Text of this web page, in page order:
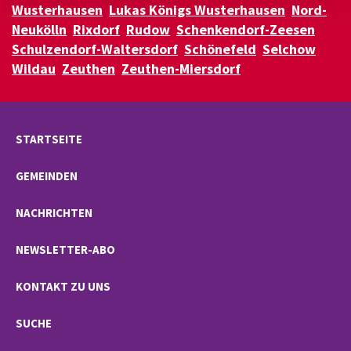
Wusterhausen Lukas Königs Wusterhausen Nord-
Neukölln Rixdorf Rudow Schenkendorf-Zeesen
Schulzendorf-Waltersdorf Schönefeld Selchow
Wildau Zeuthen Zeuthen-Miersdorf
STARTSEITE
GEMEINDEN
NACHRICHTEN
NEWSLETTER-ABO
KONTAKT ZU UNS
SUCHE